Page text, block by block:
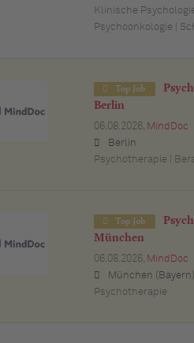
Klinische
Psychoonkologie |
Top Job
Berlin
06.08.2026, MindDoc
Berlin
Psychotherapie |
Top Job
München
06.08.2026, MindDoc
München (Bayern)
Psychotherapie